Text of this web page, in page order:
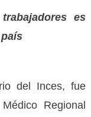
es
del Inces, fue
Regional